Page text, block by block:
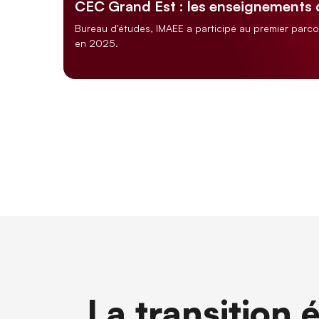
CEC Grand Est : les enseignements
Bureau d'études, IMAEE a participé au premier
en 2025.